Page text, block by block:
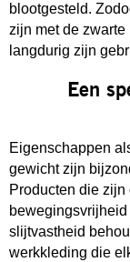
blootgesteld.
zijn met de
langdurig zijn
Een
Eigenschappen
gewicht zijn
Producten die
slijtvastheid
werkkleding die